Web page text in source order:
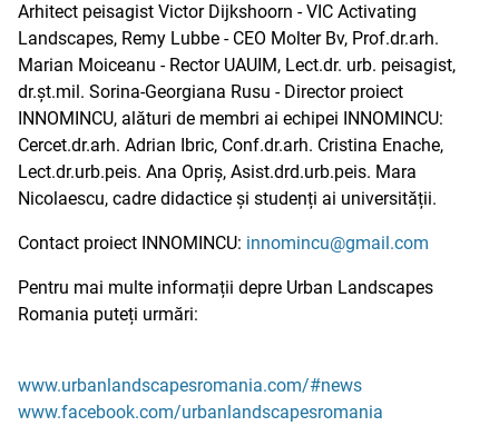
Arhitect peisagist Victor Dijkshoorn - VIC Activating
Landscapes, Remy Lubbe - CEO Molter Bv, Prof.dr.arh.
Marian Moiceanu - Rector UAUIM, Lect.dr. urb. peisagist,
dr.șt.mil. Sorina-Georgiana Rusu - Director proiect
INNOMINCU, alături de membri ai echipei INNOMINCU:
Cercet.dr.arh. Adrian Ibric, Conf.dr.arh. Cristina Enache,
Lect.dr.urb.peis. Ana Opriș, Asist.drd.urb.peis. Mara
Nicolaescu, cadre didactice și studenți ai universității.
Contact proiect INNOMINCU: innomincu@gmail.com
Pentru mai multe informații depre Urban Landscapes
Romania puteți urmări:
www.urbanlandscapesromania.com/#news
www.facebook.com/urbanlandscapesromania